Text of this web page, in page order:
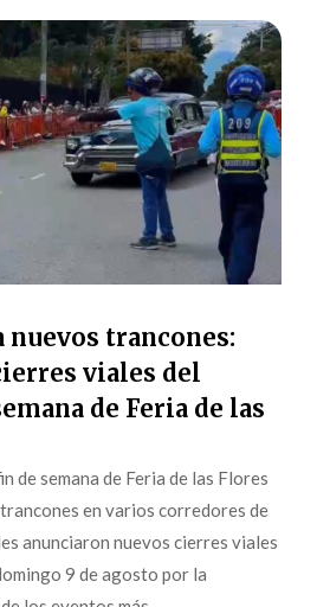
nuevos trancones:
viales del
de Feria de las
de semana de Feria de las Flores
en varios corredores de
anunciaron nuevos cierres viales
9 de agosto por la